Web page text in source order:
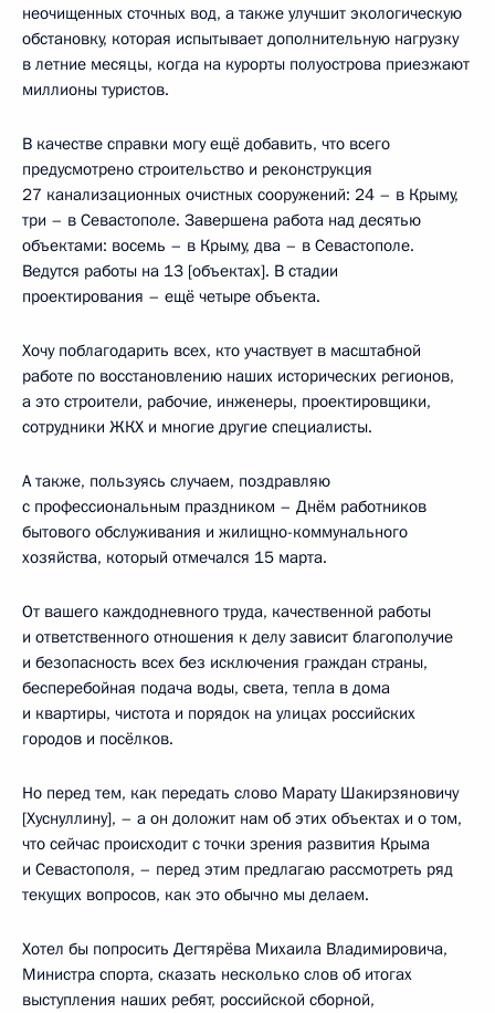
неочищенных сточных вод, а также улучшит экологическую
обстановку, которая испытывает дополнительную нагрузку
в летние месяцы, когда на курорты полуострова приезжают
миллионы туристов.
В качестве справки могу ещё добавить, что всего
предусмотрено строительство и реконструкция
27 канализационных очистных сооружений: 24 – в Крыму,
три – в Севастополе. Завершена работа над десятью
объектами: восемь – в Крыму, два – в Севастополе.
Ведутся работы на 13 [объектах]. В стадии
проектирования – ещё четыре объекта.
Хочу поблагодарить всех, кто участвует в масштабной
работе по восстановлению наших исторических регионов,
а это строители, рабочие, инженеры, проектировщики,
сотрудники ЖКХ и многие другие специалисты.
А также, пользуясь случаем, поздравляю
с профессиональным праздником – Днём работников
бытового обслуживания и жилищно-коммунального
хозяйства, который отмечался 15 марта.
От вашего каждодневного труда, качественной работы
и ответственного отношения к делу зависит благополучие
и безопасность всех без исключения граждан страны,
бесперебойная подача воды, света, тепла в дома
и квартиры, чистота и порядок на улицах российских
городов и посёлков.
Но перед тем, как передать слово Марату Шакирзяновичу
[Хуснуллину], – а он доложит нам об этих объектах и о том,
что сейчас происходит с точки зрения развития Крыма
и Севастополя, – перед этим предлагаю рассмотреть ряд
текущих вопросов, как это обычно мы делаем.
Хотел бы попросить Дегтярёва Михаила Владимировича,
Министра спорта, сказать несколько слов об итогах
выступления наших ребят, российской сборной,